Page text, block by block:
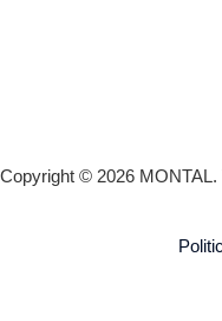
Copyright © 2026 MONTAL.